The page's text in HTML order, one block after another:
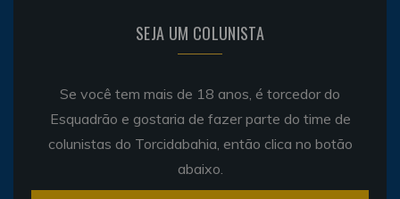
SEJA UM COLUNISTA
Se você tem mais de 18 anos, é torcedor do
Esquadrão e gostaria de fazer parte do time de
colunistas do Torcidabahia, então clica no botão
abaixo.